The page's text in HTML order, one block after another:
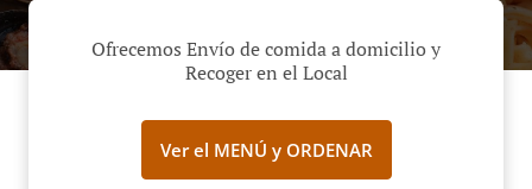
Ofrecemos Envío de comida a domicilio y
Recoger en el Local
Ver el MENÚ y ORDENAR